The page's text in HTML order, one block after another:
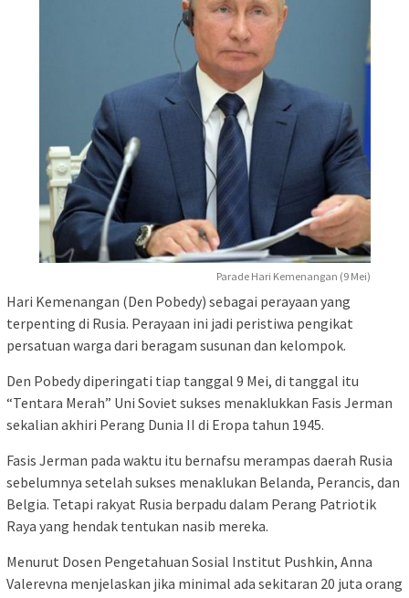
Parade Hari Kemenangan (9 Mei)
Hari Kemenangan (Den Pobedy) sebagai perayaan yang
terpenting di Rusia. Perayaan ini jadi peristiwa pengikat
persatuan warga dari beragam susunan dan kelompok.
Den Pobedy diperingati tiap tanggal 9 Mei, di tanggal itu
“Tentara Merah” Uni Soviet sukses menaklukkan Fasis Jerman
sekalian akhiri Perang Dunia II di Eropa tahun 1945.
Fasis Jerman pada waktu itu bernafsu merampas daerah Rusia
sebelumnya setelah sukses menaklukan Belanda, Perancis, dan
Belgia. Tetapi rakyat Rusia berpadu dalam Perang Patriotik
Raya yang hendak tentukan nasib mereka.
Menurut Dosen Pengetahuan Sosial Institut Pushkin, Anna
Valerevna menjelaskan jika minimal ada sekitaran 20 juta orang